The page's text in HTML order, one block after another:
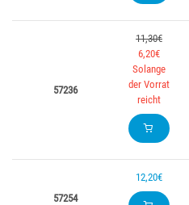
57236
11,30€
6,20€
Solange
der Vorrat
reicht
57254
12,20€